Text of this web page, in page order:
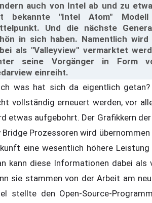
auch von Intel ab und zu
bekannte "Intel Atom"
Und die nächste
in sich haben. Namentlich wird
als "Valleyview" vermarktet
seine Vorgänger in Form
einreiht.
was hat sich da eigentlich
vollständig erneuert werden, vor
etwas aufgebohrt. Der Grafikkern
Bridge Prozessoren wird
eine wesentlich höhere
kann diese Informationen dabei als
sie stammen von der Arbeit am
stellte den Open-Source-